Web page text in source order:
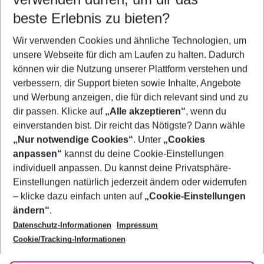
5-8 Nächte
2 Erwachsene Keine Kinder
Mehr Filter anzeigen
Footer
Footer navigation
Über uns
AGB
Bestpreisgarantie
Cookie-Einstellungen ändern
Cookie-Richtlinie
Agenturbetreuung
Barrierefreies Reisen
Folge uns
beste Erlebnis zu bieten?
Wir verwenden Cookies und ähnliche Technologien, um
unsere Webseite für dich am Laufen zu halten. Dadurch
können wir die Nutzung unserer Plattform verstehen und
verbessern, dir Support bieten sowie Inhalte, Angebote
und Werbung anzeigen, die für dich relevant sind und zu
dir passen. Klicke auf „Alle akzeptieren“, wenn du
einverstanden bist. Dir reicht das Nötigste? Dann wähle
„Nur notwendige Cookies“. Unter „Cookies
anpassen“ kannst du deine Cookie-Einstellungen
individuell anpassen. Du kannst deine Privatsphäre-
Einstellungen natürlich jederzeit ändern oder widerrufen
– klicke dazu einfach unten auf „Cookie-Einstellungen
ändern“.
Datenschutz-Informationen
Impressum
Cookie/Tracking-Informationen